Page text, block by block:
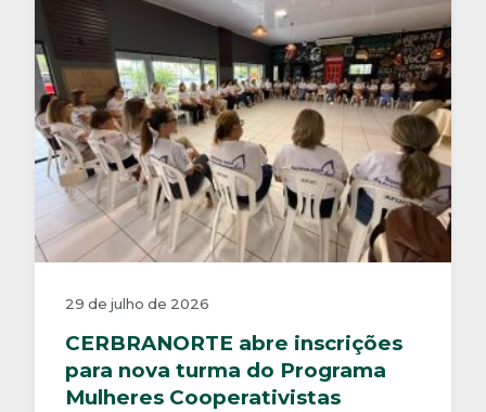
29 de julho de 2026
CERBRANORTE abre inscrições
para nova turma do Programa
Mulheres Cooperativistas